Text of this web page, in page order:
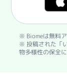
※ Biomeは無料
※ 投稿された「
物多様性の保全